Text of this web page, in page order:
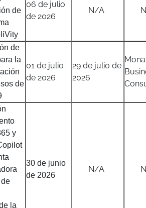
de
06 de julio
de 2026
N/A
de
la
de
01 de julio
de 2026
29 de julio de
2026
y
la
30 de junio
de 2026
N/A